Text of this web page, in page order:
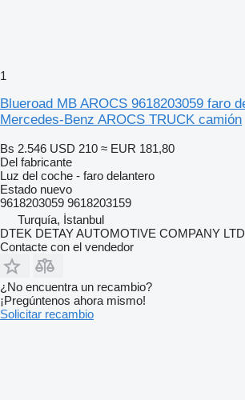
1
Blueroad MB AROCS 9618203059 faro
Mercedes-Benz AROCS TRUCK camión
Bs 2.546 USD 210 ≈ EUR 181,80
Del fabricante
Luz del coche - faro delantero
Estado nuevo
9618203059 9618203159
Turquía, İstanbul
DTEK DETAY AUTOMOTIVE COMPANY LTD
Contacte con el vendedor
¿No encuentra un recambio?
¡Pregúntenos ahora mismo!
Solicitar recambio